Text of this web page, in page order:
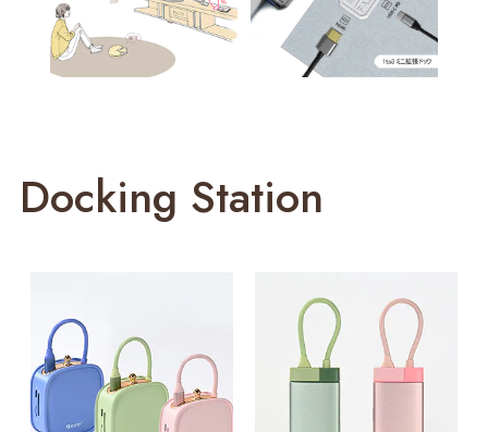
Docking Station